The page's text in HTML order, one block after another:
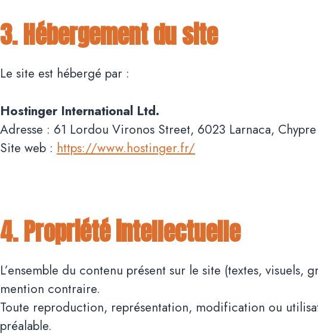
3. Hébergement du site
Le site est hébergé par :
Hostinger International Ltd.
Adresse : 61 Lordou Vironos Street, 6023 Larnaca, Chypre
Site web : https://www.hostinger.fr/
4. Propriété intellectuelle
L’ensemble du contenu présent sur le site (textes,
mention contraire.
Toute reproduction, représentation, modification ou
préalable.